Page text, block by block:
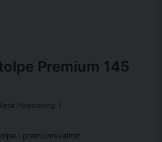
Premium 145
Antal i förpackning: 1
i premiumkvalitet